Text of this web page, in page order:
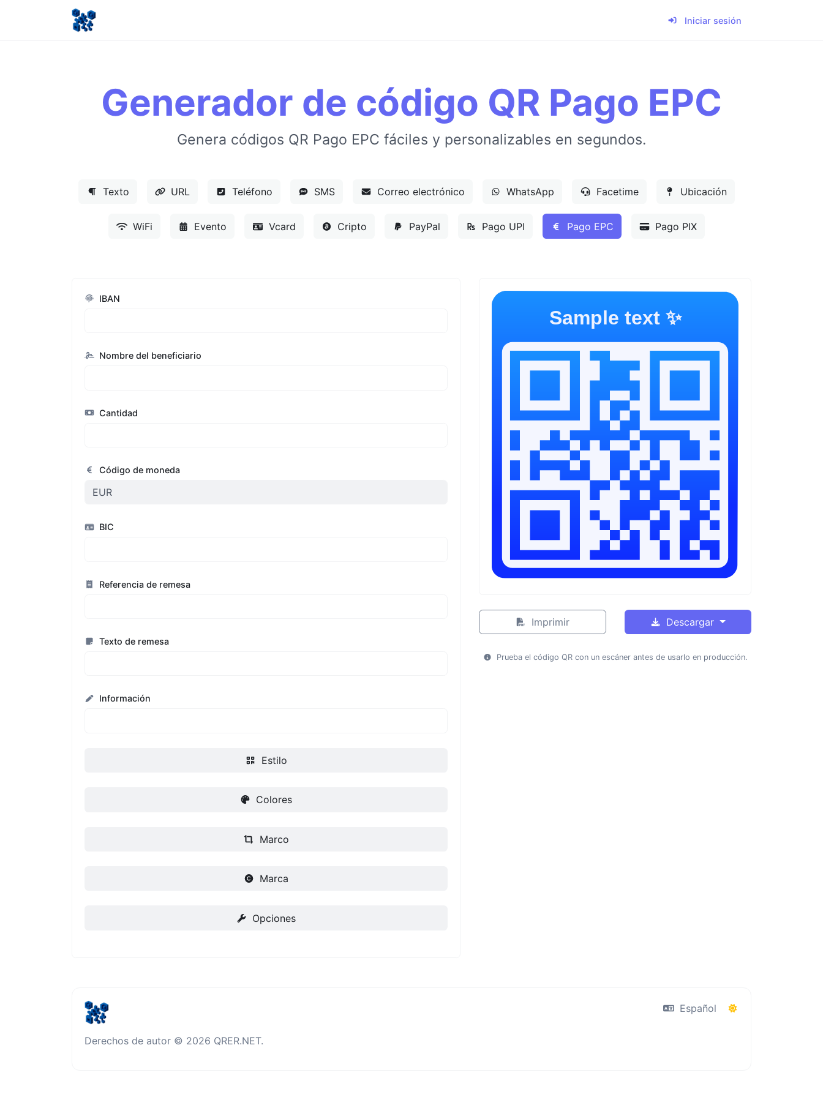
Iniciar sesión
Generador de código QR Pago EPC
Genera códigos QR Pago EPC fáciles y personalizables en segundos.
Texto URL Teléfono SMS Correo electrónico WhatsApp Facetime Ubicación
WiFi Evento Vcard Cripto PayPal Pago UPI Pago EPC Pago PIX
IBAN
Nombre del beneficiario
Cantidad
Código de moneda
BIC
Referencia de remesa
Texto de remesa
Información
Estilo
Colores
Marco
Marca
Opciones
Imprimir Descargar
Prueba el código QR con un escáner antes de usarlo en producción.
Derechos de autor © 2026 QRER.NET.
Español